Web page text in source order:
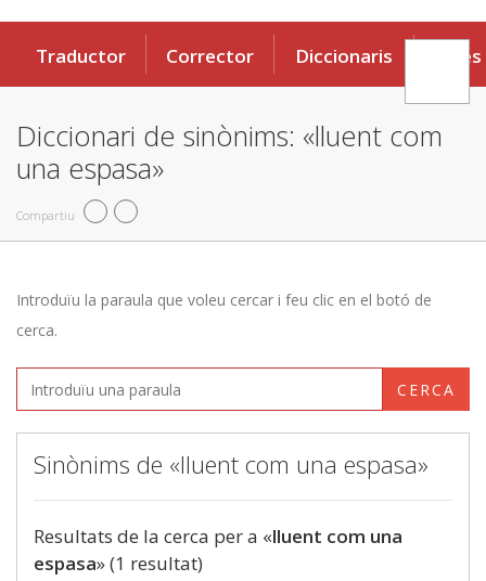
Traductor Corrector Diccionaris Eines
Diccionari de sinònims: «lluent com
una espasa»
Compartiu
Introduïu la paraula que voleu cercar i feu clic en el botó de
cerca.
CERCA
Sinònims de «lluent com una espasa»
Resultats de la cerca per a «lluent com una
espasa» (1 resultat)